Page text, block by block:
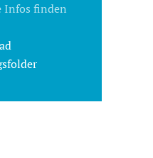
Infos finden